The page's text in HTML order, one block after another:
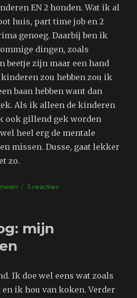
EN 2 honden. Wat ik al
huis, part time job en 2
genoeg. Daarbij ben ik
dingen, zoals
beetje zijn maar een hand
zou hebben zou ik
baan hebben want dan
Als ik alleen de kinderen
ook gillend gek worden
heel erg de mentale
missen. Dusse, gaat lekker
zo.
3 reactiesop
mijn
Ik doe wel eens wat zoals
en ik hou van koken. Verder